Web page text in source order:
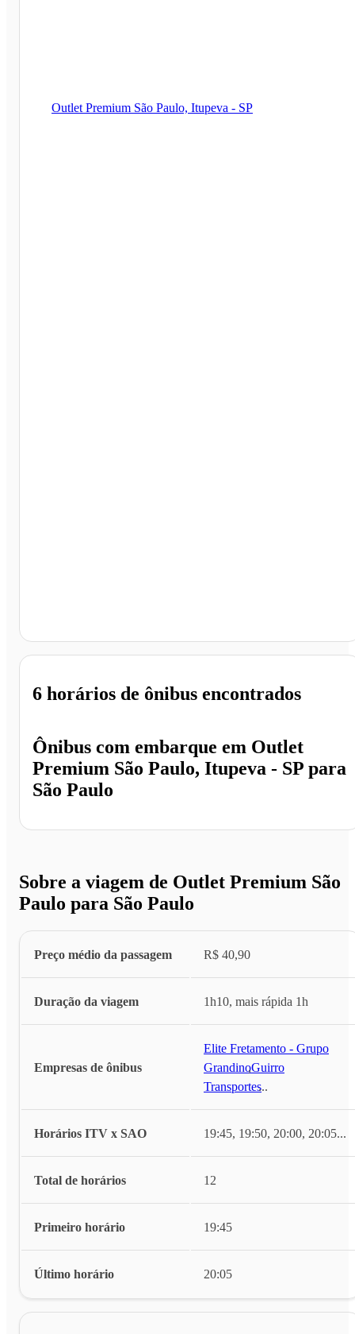
Outlet Premium São Paulo, Itupeva - SP
Ônibus com embarque em Outlet
Premium São Paulo, Itupeva - SP para
São Paulo
6 horários de ônibus encontrados
Sobre a viagem de Outlet Premium São
Paulo para São Paulo
Preço médio da passagem R$ 40,90
Duração da viagem 1h10, mais rápida 1h
Empresas de ônibus
Elite Fretamento - Grupo
Grandino,Guirro
Transportes...
Horários ITV x SAO 19:45, 19:50, 20:00, 20:05...
Total de horários 12
Primeiro horário 19:45
Último horário 20:05